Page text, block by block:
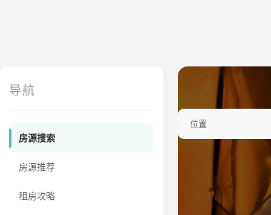
导航
房源搜索
房源推荐
租房攻略
位置